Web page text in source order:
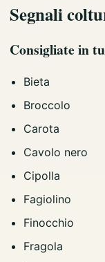
Segnali
Consigliate in
Bieta
Broccolo
Carota
Cavolo nero
Cipolla
Fagiolino
Finocchio
Fragola